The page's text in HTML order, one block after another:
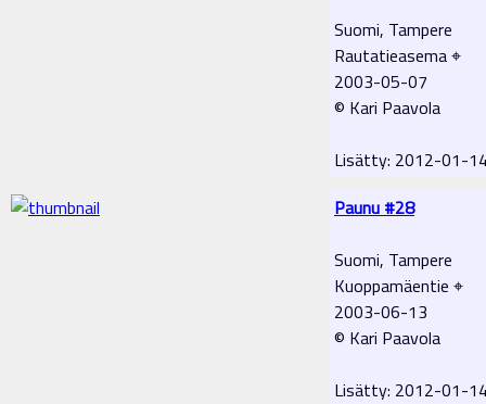
Suomi, Tampere
Rautatieasema ⌖
2003-05-07
© Kari Paavola
Lisätty: 2012-01-
Paunu #28
Suomi, Tampere
Kuoppamäentie ⌖
2003-06-13
© Kari Paavola
Lisätty: 2012-01-